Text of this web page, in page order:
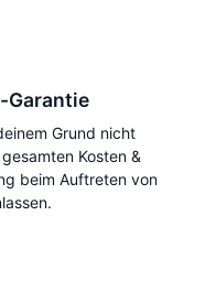
Garantie
Grund nicht
Kosten &
beim Auftreten von